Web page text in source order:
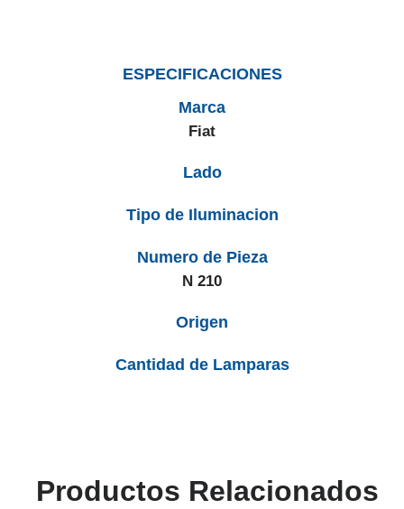
ESPECIFICACIONES
Marca
Fiat
Lado
Tipo de Iluminacion
Numero de Pieza
N 210
Origen
Cantidad de Lamparas
Productos Relacionados